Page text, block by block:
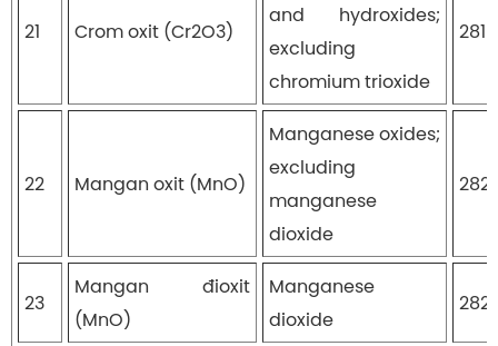
21 Crom oxit (Cr2O3)
and hydroxides;
excluding
chromium trioxide
22 Mangan oxit (MnO)
Manganese oxides;
excluding
manganese
dioxide
23
Mangan đioxit
(MnO)
Manganese
dioxide